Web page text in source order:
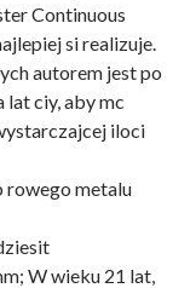
Continuous
si realizuje.
autorem jest po
ciy, aby mc
iloci
rowego metalu
W wieku 21 lat,